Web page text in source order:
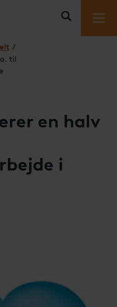
/
til
en halv
i